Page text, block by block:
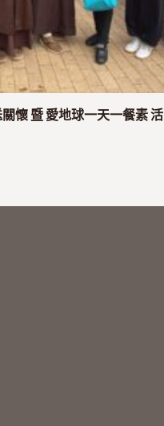
懷 暨 愛地球一天一餐素 活